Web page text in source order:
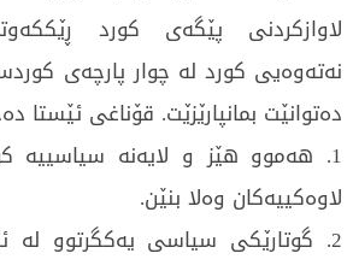
لاوازکردنی پێگەی کورد
نەتەوەیی کورد لە چوار پارچەی
دەتوانێت بمانپارێزێت. قۆناغی ئێستا
1. هەموو هێز و لایەنە سیاسییە
لاوەکییەکان وەلا بنێن.
2. گوتارێکی سیاسی یەکگرتوو لە